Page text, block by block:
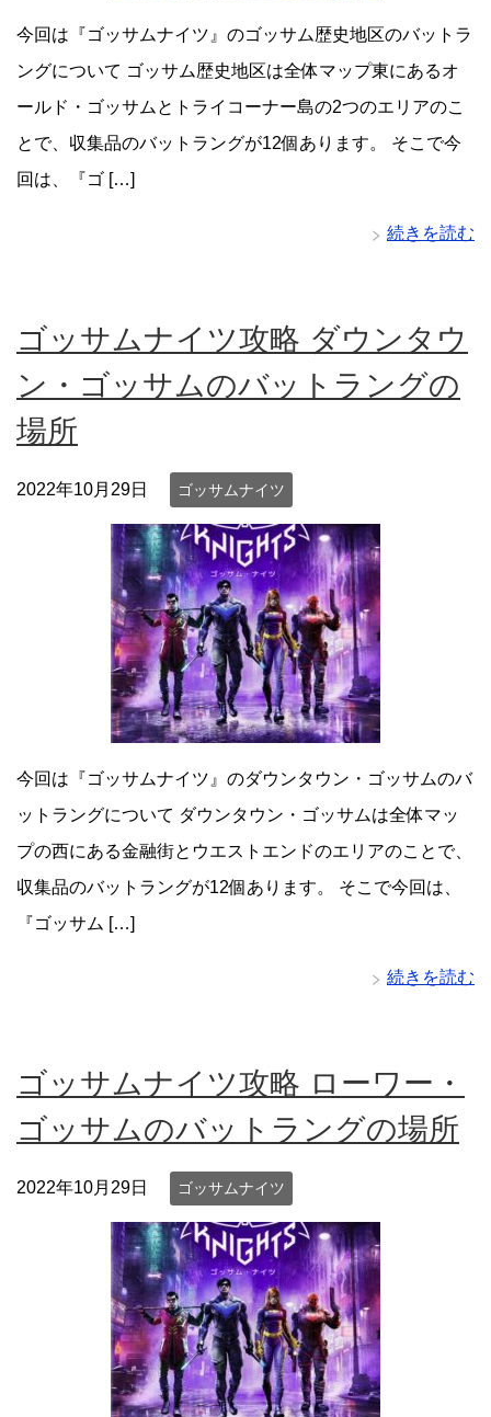
今回は『ゴッサムナイツ』のゴッサム歴史地区のバットラ
ングについて ゴッサム歴史地区は全体マップ東にあるオ
ールド・ゴッサムとトライコーナー島の2つのエリアのこ
とで、収集品のバットラングが12個あります。 そこで今
回は、『ゴ […]
続きを読む
ゴッサムナイツ攻略 ダウンタウ
ン・ゴッサムのバットラングの
場所
2022年10月29日 ゴッサムナイツ
今回は『ゴッサムナイツ』のダウンタウン・ゴッサムのバ
ットラングについて ダウンタウン・ゴッサムは全体マッ
プの西にある金融街とウエストエンドのエリアのことで、
収集品のバットラングが12個あります。 そこで今回は、
『ゴッサム […]
続きを読む
ゴッサムナイツ攻略 ローワー・
ゴッサムのバットラングの場所
2022年10月29日 ゴッサムナイツ